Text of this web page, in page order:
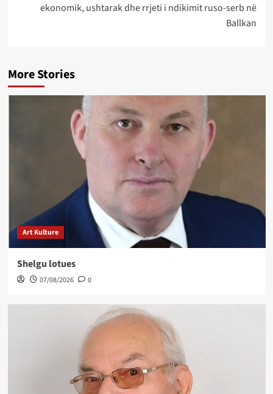
ekonomik, ushtarak dhe rrjeti i ndikimit ruso-serb në
Ballkan
More Stories
Art Kulture
Shelgu lotues
07/08/2026 0